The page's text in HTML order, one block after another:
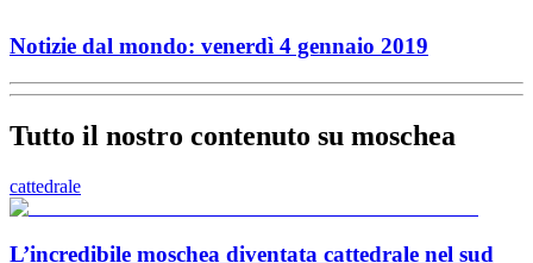
Notizie dal mondo: venerdì 4 gennaio 2019
Tutto il nostro contenuto su moschea
cattedrale
L’incredibile moschea diventata cattedrale nel sud